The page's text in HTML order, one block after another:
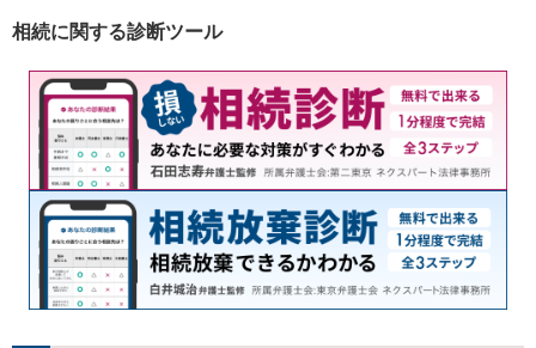
全個室対応】
相続に関する診断ツール